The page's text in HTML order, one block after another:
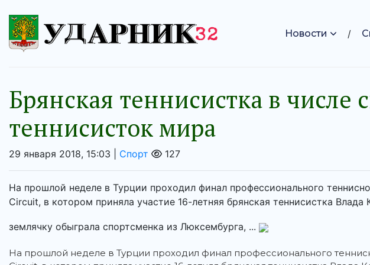
Новости
Брянская теннисистка в числе
теннисисток мира
29 января 2018, 15:03 | Спорт 127
На прошлой неделе в Турции проходил финал профессионального
Circuit, в котором приняла участие 16-летняя брянская теннисистка
землячку обыграла спортсменка из Люксембурга, ...
На прошлой неделе в Турции проходил финал профессионального